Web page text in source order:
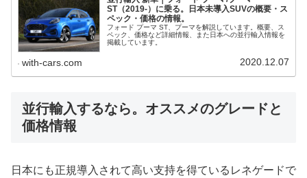
ST（2019-）に乗る。日本未導入SUVの概要・ス
ペック・価格の情報。
フォード プーマ ST、プーマを解説しています。概要、ス
ペック、価格など詳細情報、また日本への並行輸入情報を
掲載しています。
with-cars.com 2020.12.07
並行輸入するなら。オススメのグレードと
価格情報
日本にも正規導入されて高い支持を得ているレネゲードで